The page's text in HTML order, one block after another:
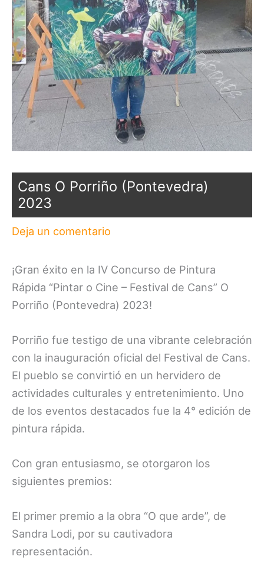
Cans O Porriño (Pontevedra)
2023
Deja un comentario
¡Gran éxito en la IV Concurso de Pintura
Rápida “Pintar o Cine – Festival de Cans” O
Porriño (Pontevedra) 2023!
Porriño fue testigo de una vibrante celebración
con la inauguración oficial del Festival de Cans.
El pueblo se convirtió en un hervidero de
actividades culturales y entretenimiento. Uno
de los eventos destacados fue la 4° edición de
pintura rápida.
Con gran entusiasmo, se otorgaron los
siguientes premios:
El primer premio a la obra “O que arde”, de
Sandra Lodi, por su cautivadora
representación.